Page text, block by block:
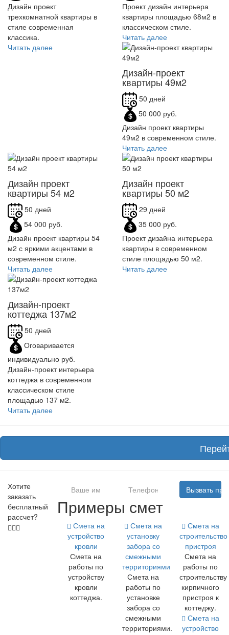
Дизайн проект
трехкомнатной квартиры в
стиле современная
классика.
Читать далее
Проект дизайн интерьера
квартиры площадью 68м2 в
классическом стиле.
Читать далее
Дизайн-проект
квартиры 49м2
50 дней
50 000 руб.
Дизайн проект квартиры
49м2 в современном стиле.
Читать далее
Дизайн проект
квартиры 54 м2
50 дней
54 000 руб.
Дизайн проект квартиры 54
м2 с яркими акцентами в
современном стиле.
Читать далее
Дизайн проект
квартиры 50 м2
29 дней
35 000 руб.
Проект дизайна интерьера
квартиры в современном
стиле площадью 50 м2.
Читать далее
Дизайн-проект
коттеджа 137м2
50 дней
Оговаривается
индивидуально руб.
Дизайн-проект интерьера
коттеджа в современном
классическом стиле
площадью 137 м2.
Читать далее
Хотите
заказать
бесплатный
рассчет?
Вызвать
Примеры смет
Смета на
устройство
кровли
Смета на
работы по
устройству
кровли
коттеджа.
Смета на
установку
забора со
смежными
территориями
Смета на
работы по
установке
забора со
смежными
территориями.
Смета на
строительство
пристроя
Смета на
работы по
строительству
кирпичного
пристроя к
коттеджу.
Смета на
устройство